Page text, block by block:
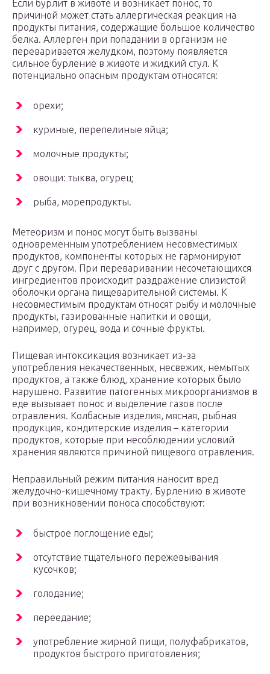
Если бурлит в животе и возникает понос, то
причиной может стать аллергическая реакция на
продукты питания, содержащие большое количество
белка. Аллерген при попадании в организм не
переваривается желудком, поэтому появляется
сильное бурление в животе и жидкий стул. К
потенциально опасным продуктам относятся:
орехи;
куриные, перепелиные яйца;
молочные продукты;
овощи: тыква, огурец;
рыба, морепродукты.
Метеоризм и понос могут быть вызваны
одновременным употреблением несовместимых
продуктов, компоненты которых не гармонируют
друг с другом. При переваривании несочетающихся
ингредиентов происходит раздражение слизистой
оболочки органа пищеварительной системы. К
несовместимым продуктам относят рыбу и молочные
продукты, газированные напитки и овощи,
например, огурец, вода и сочные фрукты.
Пищевая интоксикация возникает из-за
употребления некачественных, несвежих, немытых
продуктов, а также блюд, хранение которых было
нарушено. Развитие патогенных микроорганизмов в
еде вызывает понос и выделение газов после
отравления. Колбасные изделия, мясная, рыбная
продукция, кондитерские изделия – категории
продуктов, которые при несоблюдении условий
хранения являются причиной пищевого отравления.
Неправильный режим питания наносит вред
желудочно-кишечному тракту. Бурлению в животе
при возникновении поноса способствуют:
быстрое поглощение еды;
отсутствие тщательного пережевывания
кусочков;
голодание;
переедание;
употребление жирной пищи, полуфабрикатов,
продуктов быстрого приготовления;